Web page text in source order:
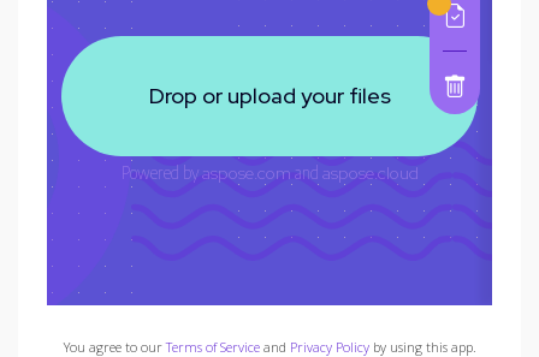
You agree to ourTerms of Serviceand Privacy Policyby using this app.